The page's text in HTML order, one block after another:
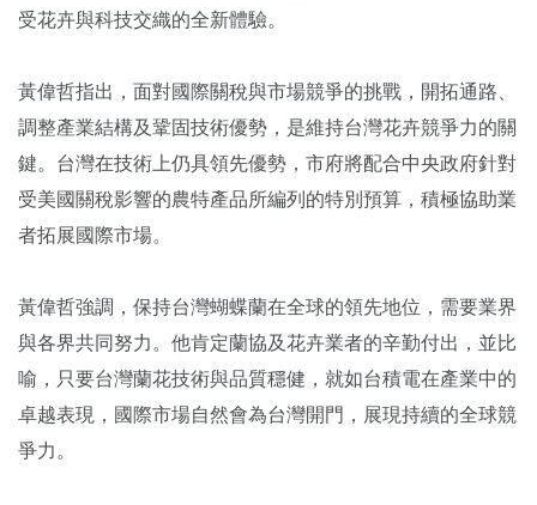
受花卉與科技交織的全新體驗。
黃偉哲指出，面對國際關稅與市場競爭的挑戰，開拓通路、
調整產業結構及鞏固技術優勢，是維持台灣花卉競爭力的關
鍵。台灣在技術上仍具領先優勢，市府將配合中央政府針對
受美國關稅影響的農特產品所編列的特別預算，積極協助業
者拓展國際市場。
黃偉哲強調，保持台灣蝴蝶蘭在全球的領先地位，需要業界
與各界共同努力。他肯定蘭協及花卉業者的辛勤付出，並比
喻，只要台灣蘭花技術與品質穩健，就如台積電在產業中的
卓越表現，國際市場自然會為台灣開門，展現持續的全球競
爭力。